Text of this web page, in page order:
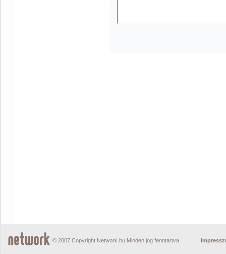
© 2007 Copyright Network.hu Minden jog fenntartva.